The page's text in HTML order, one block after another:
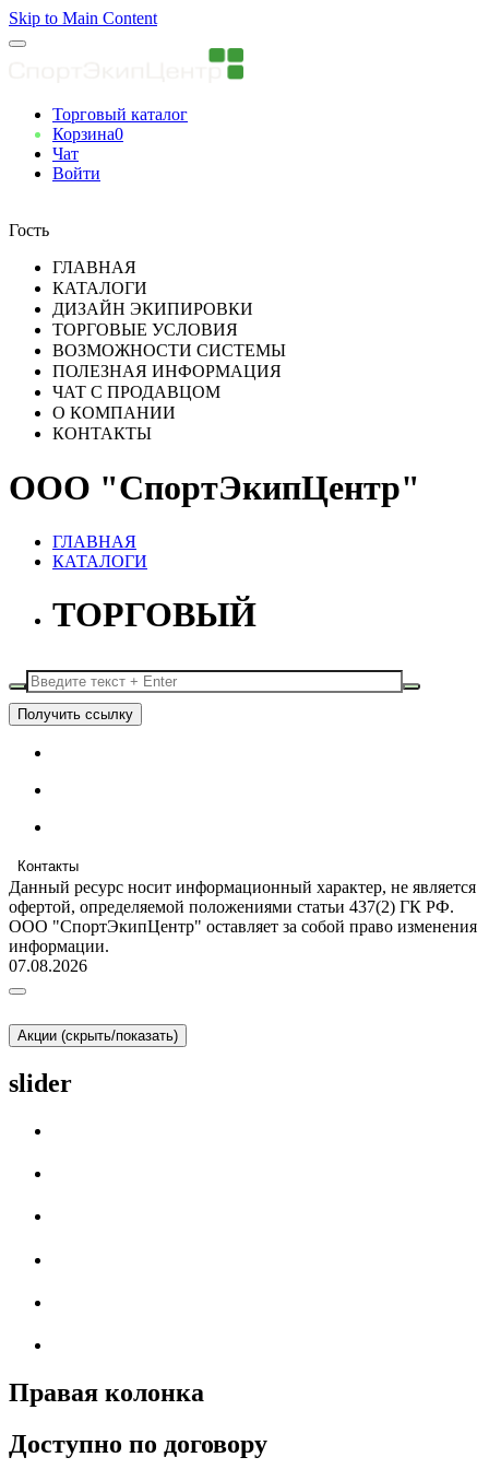
Skip to Main Content
Торговый каталог
Корзина0
Чат
Войти
Гость
ГЛАВНАЯ
КАТАЛОГИ
ДИЗАЙН ЭКИПИРОВКИ
ТОРГОВЫЕ УСЛОВИЯ
ВОЗМОЖНОСТИ СИСТЕМЫ
ПОЛЕЗНАЯ ИНФОРМАЦИЯ
ЧАТ С ПРОДАВЦОМ
О КОМПАНИИ
КОНТАКТЫ
ООО "СпортЭкипЦентр"
ГЛАВНАЯ
КАТАЛОГИ
ТОРГОВЫЙ
Получить ссылку
Контакты
Данный ресурс носит информационный характер, не является
офертой, определяемой положениями статьи 437(2) ГК РФ.
ООО "СпортЭкипЦентр" оставляет за собой право изменения
информации.
07.08.2026
Акции (скрыть/показать)
slider
Правая колонка
Доступно по договору